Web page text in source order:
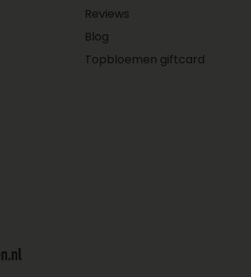
Reviews
Blog
Topbloemen giftcard